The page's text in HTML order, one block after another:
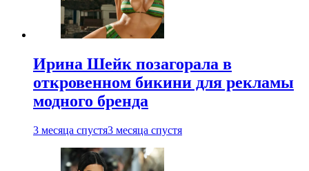
Ирина Шейк позагорала в
откровенном бикини для рекламы
модного бренда
3 месяца спустя3 месяца спустя